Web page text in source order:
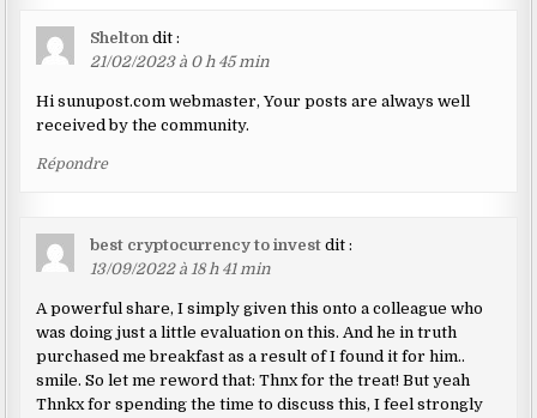
Shelton dit :
21/02/2023 à 0 h 45 min
Hi sunupost.com webmaster, Your posts are always well
received by the community.
Répondre
best cryptocurrency to invest dit :
13/09/2022 à 18 h 41 min
A powerful share, I simply given this onto a colleague who
was doing just a little evaluation on this. And he in truth
purchased me breakfast as a result of I found it for him..
smile. So let me reword that: Thnx for the treat! But yeah
Thnkx for spending the time to discuss this, I feel strongly